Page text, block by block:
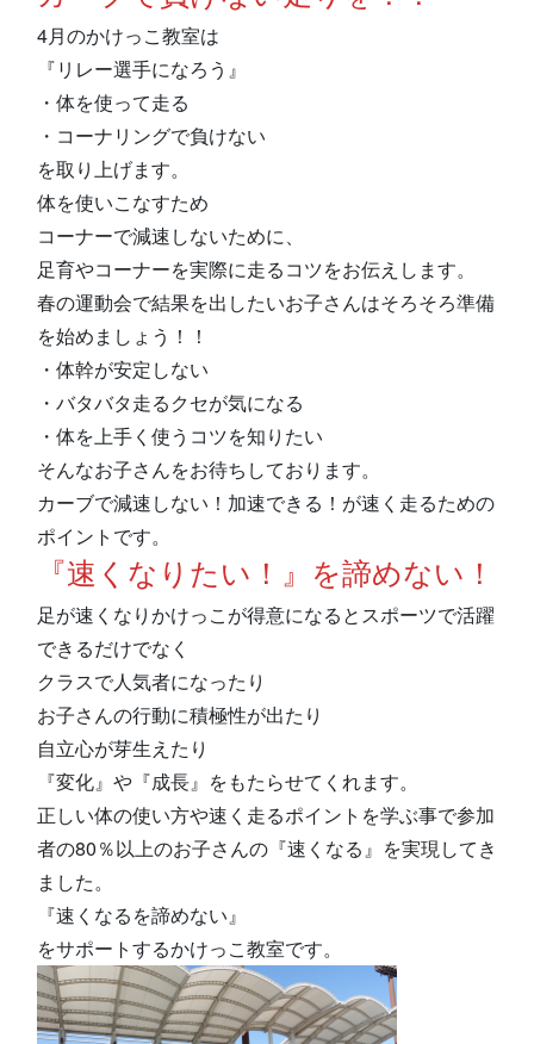
アクセス
体験予約する
4月のかけっこ教室は
『リレー選手になろう』
・体を使って走る
・コーナリングで負けない
を取り上げます。
体を使いこなすため
コーナーで減速しないために、
足育やコーナーを実際に走るコツをお伝えします。
春の運動会で結果を出したいお子さんはそろそろ準備
を始めましょう！！
・体幹が安定しない
・バタバタ走るクセが気になる
・体を上手く使うコツを知りたい
そんなお子さんをお待ちしております。
カーブで減速しない！加速できる！が速く走るための
ポイントです。
『速くなりたい！』を諦めない！
足が速くなりかけっこが得意になるとスポーツで活躍
できるだけでなく
クラスで人気者になったり
お子さんの行動に積極性が出たり
自立心が芽生えたり
『変化』や『成長』をもたらせてくれます。
正しい体の使い方や速く走るポイントを学ぶ事で参加
者の80％以上のお子さんの『速くなる』を実現してき
ました。
『速くなるを諦めない』
をサポートするかけっこ教室です。